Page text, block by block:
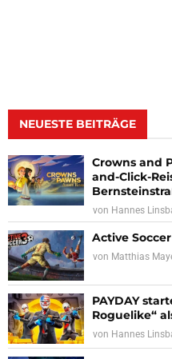
NEUESTE BEITRÄGE
Crowns and
and-Click-
von Hannes
Active
von Matthias
PAYDAY
Roguelike“
von Hannes